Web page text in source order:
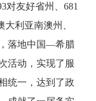
对友好省州、681
利亚南澳州、
落地中国—希腊
活动，实现了服
统一，达到了政